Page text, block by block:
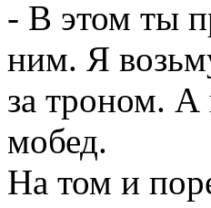
- В этом ты
ним. Я
за троном. А
мобед.
На том и